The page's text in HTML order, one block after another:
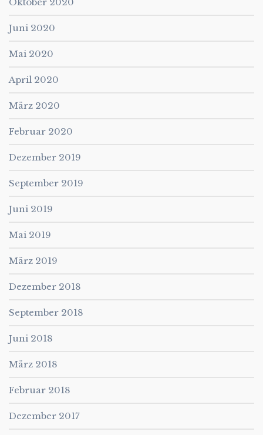
Juni 2020
Mai 2020
April 2020
März 2020
Februar 2020
Dezember 2019
September 2019
Juni 2019
Mai 2019
März 2019
Dezember 2018
September 2018
Juni 2018
März 2018
Februar 2018
Dezember 2017